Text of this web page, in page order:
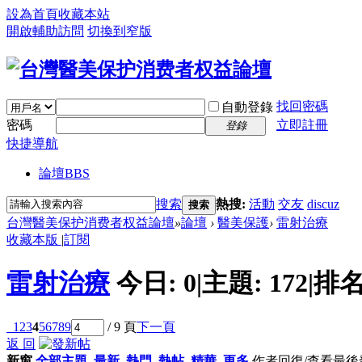
設為首頁收藏本站
開啟輔助訪問 切換到窄版
自動登錄 找回密碼
密碼
登錄
立即註冊
快捷導航
論壇BBS
搜索 搜索 熱搜: 活動 交友 discuz
台灣醫美保护消费者权益論壇»論壇 › 醫美保護› 雷射治療
收藏本版 |訂閱
雷射治療 今日: 0|主題: 172|排
1 23456789 / 9 頁下一頁
返 回